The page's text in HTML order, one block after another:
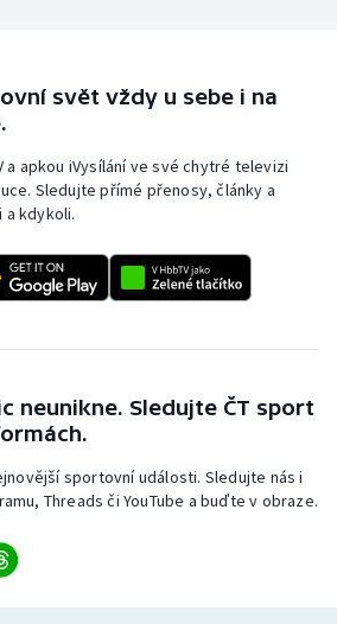
svět vždy u sebe i na
a apkou iVysílání ve své chytré televizi
Sledujte přímé přenosy, články a
a kdykoli.
neunikne. Sledujte ČT sport
sportovní události. Sledujte nás i
Threads či YouTube a buďte v obraze.